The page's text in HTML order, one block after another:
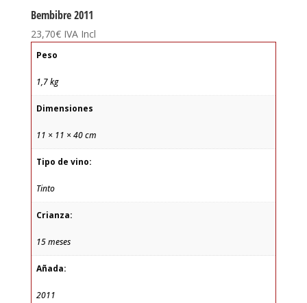
Bembibre 2011
23,70€ IVA Incl
Peso
1,7 kg
Dimensiones
11 × 11 × 40 cm
Tipo de vino:
Tinto
Crianza:
15 meses
Añada:
2011